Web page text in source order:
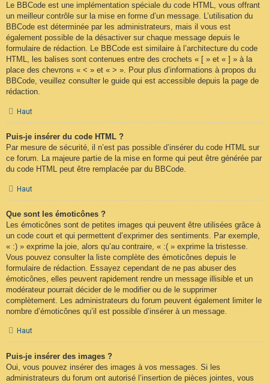
Le BBCode est une implémentation spéciale du code HTML, vous offrant
un meilleur contrôle sur la mise en forme d’un message. L’utilisation du
BBCode est déterminée par les administrateurs, mais il vous est
également possible de la désactiver sur chaque message depuis le
formulaire de rédaction. Le BBCode est similaire à l’architecture du code
HTML, les balises sont contenues entre des crochets « [ » et « ] » à la
place des chevrons « < » et « > ». Pour plus d’informations à propos du
BBCode, veuillez consulter le guide qui est accessible depuis la page de
rédaction.
Haut
Puis-je insérer du code HTML ?
Par mesure de sécurité, il n’est pas possible d’insérer du code HTML sur
ce forum. La majeure partie de la mise en forme qui peut être générée par
du code HTML peut être remplacée par du BBCode.
Haut
Que sont les émoticônes ?
Les émoticônes sont de petites images qui peuvent être utilisées grâce à
un code court et qui permettent d’exprimer des sentiments. Par exemple,
« :) » exprime la joie, alors qu’au contraire, « :( » exprime la tristesse.
Vous pouvez consulter la liste complète des émoticônes depuis le
formulaire de rédaction. Essayez cependant de ne pas abuser des
émoticônes, elles peuvent rapidement rendre un message illisible et un
modérateur pourrait décider de le modifier ou de le supprimer
complètement. Les administrateurs du forum peuvent également limiter le
nombre d’émoticônes qu’il est possible d’insérer à un message.
Haut
Puis-je insérer des images ?
Oui, vous pouvez insérer des images à vos messages. Si les
administrateurs du forum ont autorisé l’insertion de pièces jointes, vous